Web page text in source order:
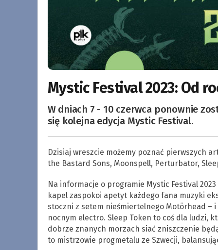
Mystic Festival 2023: Od
W dniach 7 - 10 czerwca ponownie
się kolejna edycja Mystic Festival.
Dzisiaj wreszcie możemy poznać pierwszych
the Bastard Sons, Moonspell, Perturbator,
Na informacje o programie Mystic Festival
kapel zaspokoi apetyt każdego fana muzyki
stoczni z setem nieśmiertelnego Motörhead –
nocnym electro. Sleep Token to coś dla ludzi,
dobrze znanych morzach siać zniszczenie
to mistrzowie progmetalu ze Szwecji,